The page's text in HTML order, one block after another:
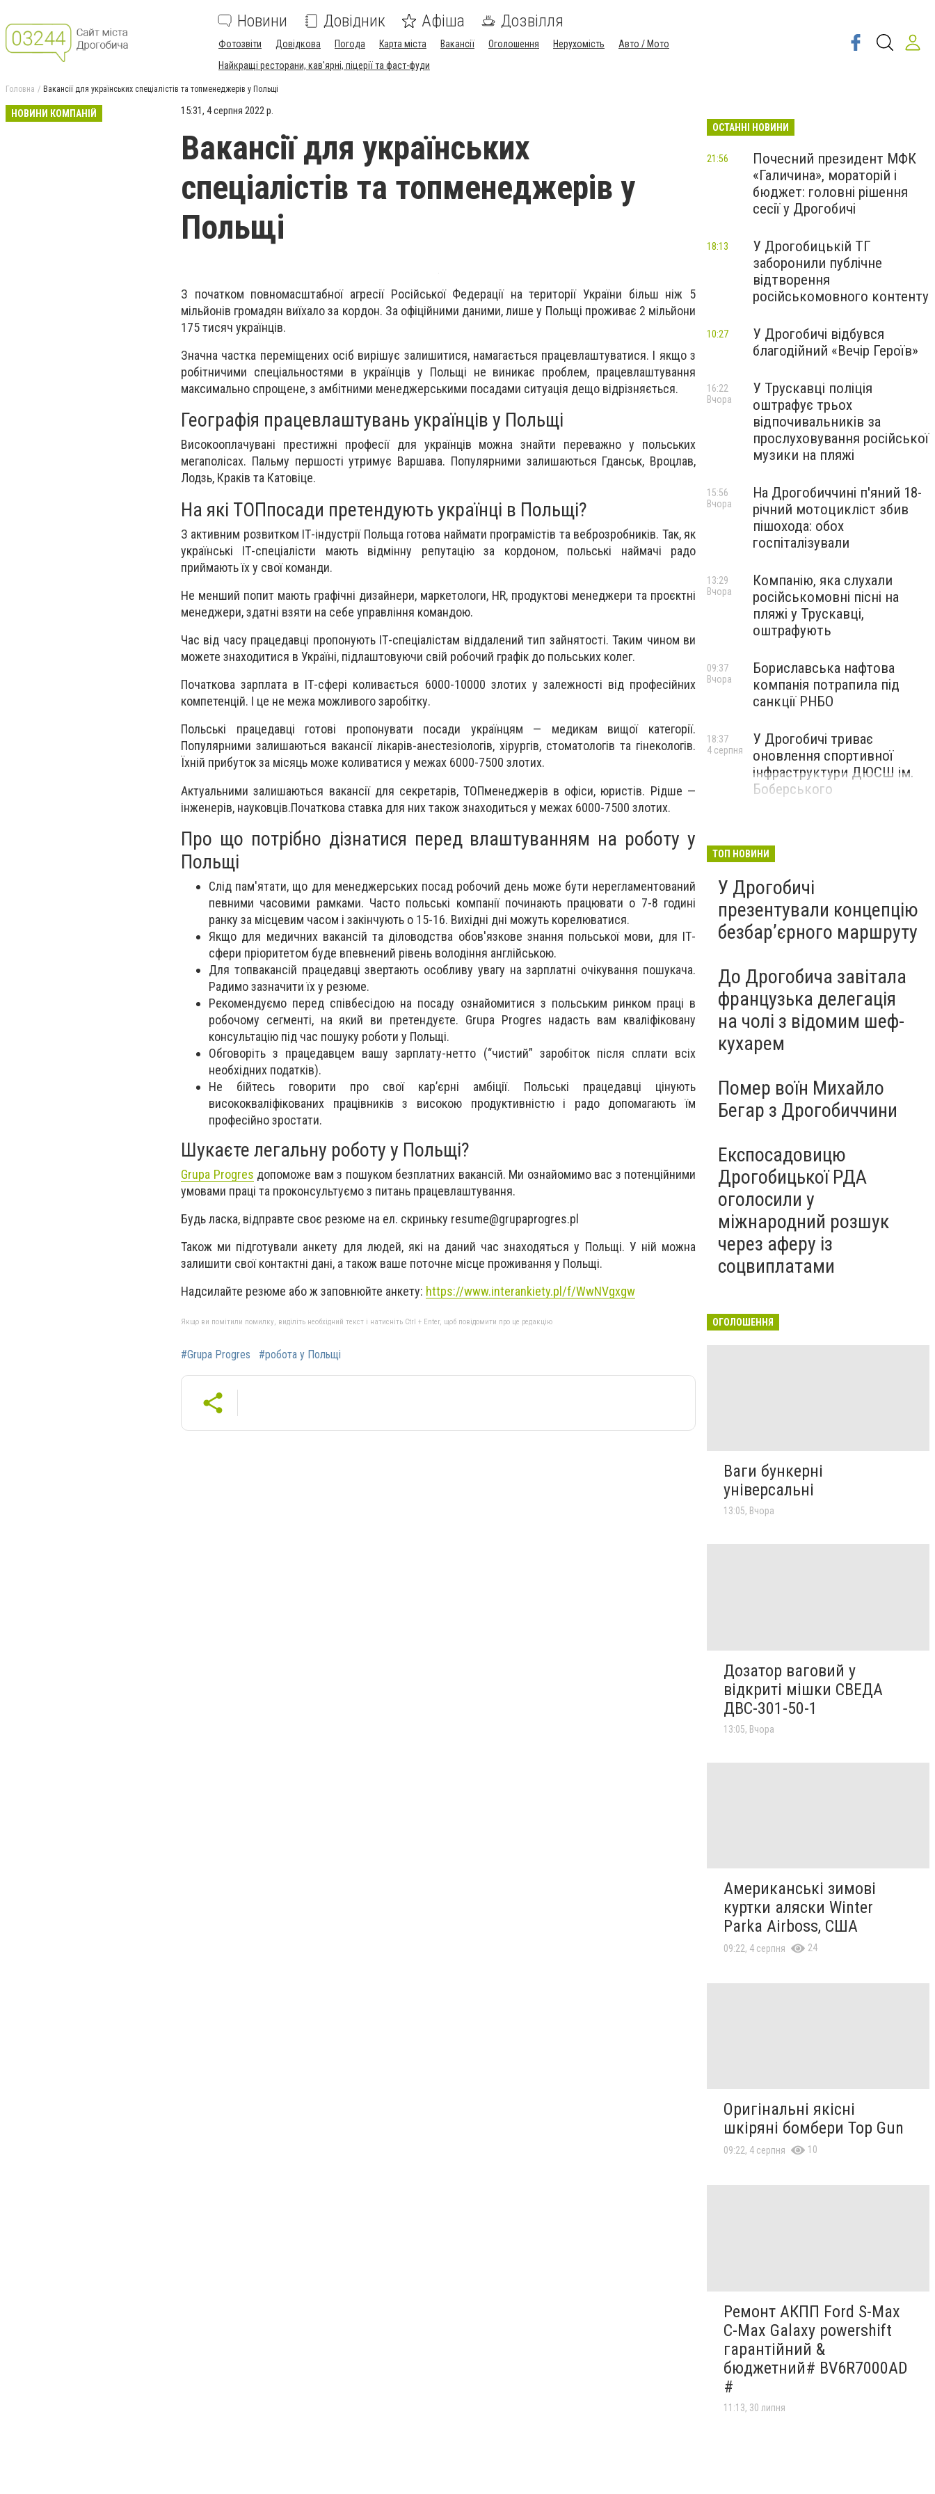
Новини Довідник Афіша Дозвілля
Фотозвіти Довідкова Погода Карта міста Вакансії Оголошення Нерухомість
Авто / Мото
Найкращі ресторани, кав'ярні, піцерії та фаст-фуди
Головна Вакансії для українських спеціалістів та топменеджерів у Польщі
НОВИНИ КОМПАНІЙ 15:31, 4 серпня 2022 р.
Вакансії для українських
спеціалістів та топменеджерів у
Польщі
З початком повномасштабної агресії Російської Федерації на території України більш ніж 5
мільйонів громадян виїхало за кордон. За офіційними даними, лише у Польщі проживає 2 мільйони
175 тисяч українців.
Значна частка переміщених осіб вирішує залишитися, намагається працевлаштуватися. І якщо з
робітничими спеціальностями в українців у Польщі не виникає проблем, працевлаштування
максимально спрощене, з амбітними менеджерськими посадами ситуація дещо відрізняється.
Географія працевлаштувань українців у Польщі
Високооплачувані престижні професії для українців можна знайти переважно у польських
мегаполісах. Пальму першості утримує Варшава. Популярними залишаються Гданськ, Вроцлав,
Лодзь, Краків та Катовіце.
На які ТОПпосади претендують українці в Польщі?
З активним розвитком ІТ-індустрії Польща готова наймати програмістів та веброзробників. Так, як
українські ІТ-спеціалісти мають відмінну репутацію за кордоном, польські наймачі радо
приймають їх у свої команди.
Не менший попит мають графічні дизайнери, маркетологи, HR, продуктові менеджери та проєктні
менеджери, здатні взяти на себе управління командою.
Час від часу працедавці пропонують ІТ-спеціалістам віддалений тип зайнятості. Таким чином ви
можете знаходитися в Україні, підлаштовуючи свій робочий графік до польських колег.
Початкова зарплата в ІТ-сфері коливається 6000-10000 злотих у залежності від професійних
компетенцій. І це не межа можливого заробітку.
Польські працедавці готові пропонувати посади українцям — медикам вищої категорії.
Популярними залишаються вакансії лікарів-анестезіологів, хірургів, стоматологів та гінекологів.
Їхній прибуток за місяць може коливатися у межах 6000-7500 злотих.
Актуальними залишаються вакансії для секретарів, ТОПменеджерів в офіси, юристів. Рідше —
інженерів, науковців.Початкова ставка для них також знаходиться у межах 6000-7500 злотих.
Про що потрібно дізнатися перед влаштуванням на роботу у
Польщі
Слід пам'ятати, що для менеджерських посад робочий день може бути нерегламентований
певними часовими рамками. Часто польські компанії починають працювати о 7-8 годині
ранку за місцевим часом і закінчують о 15-16. Вихідні дні можуть корелюватися.
Якщо для медичних вакансій та діловодства обов'язкове знання польської мови, для ІТ-
сфери пріоритетом буде впевнений рівень володіння англійською.
Для топвакансій працедавці звертають особливу увагу на зарплатні очікування пошукача.
Радимо зазначити їх у резюме.
Рекомендуємо перед співбесідою на посаду ознайомитися з польським ринком праці в
робочому сегменті, на який ви претендуєте. Grupa Progres надасть вам кваліфіковану
консультацію під час пошуку роботи у Польщі.
Обговоріть з працедавцем вашу зарплату-нетто (“чистий” заробіток після сплати всіх
необхідних податків).
Не бійтесь говорити про свої кар’єрні амбіції. Польські працедавці цінують
висококваліфікованих працівників з високою продуктивністю і радо допомагають їм
професійно зростати.
Шукаєте легальну роботу у Польщі?
Grupa Progres допоможе вам з пошуком безплатних вакансій. Ми ознайомимо вас з потенційними
умовами праці та проконсультуємо з питань працевлаштування.
Будь ласка, відправте своє резюме на ел. скриньку resume@grupaprogres.pl
Також ми підготували анкету для людей, які на даний час знаходяться у Польщі. У ній можна
залишити свої контактні дані, а також ваше поточне місце проживання у Польщі.
Надсилайте резюме або ж заповнюйте анкету: https://www.interankiety.pl/f/WwNVgxgw
Якщо ви помітили помилку, виділіть необхідний текст і натисніть Ctrl + Enter, щоб повідомити про це редакцію
#Grupa Progres #робота у Польщі
ОСТАННІ НОВИНИ
Почесний президент МФК
«Галичина», мораторій і
бюджет: головні рішення
сесії у Дрогобичі
21:56
У Дрогобицькій ТГ
заборонили публічне
відтворення
російськомовного контенту
18:13
У Дрогобичі відбувся
благодійний «Вечір Героїв»
10:27
У Трускавці поліція
оштрафує трьох
відпочивальників за
прослуховування російської
музики на пляжі
16:22
Вчора
На Дрогобиччині п'яний 18-
річний мотоцикліст збив
пішохода: обох
госпіталізували
15:56
Вчора
Компанію, яка слухали
російськомовні пісні на
пляжі у Трускавці,
оштрафують
13:29
Вчора
Бориславська нафтова
компанія потрапила під
санкції РНБО
09:37
Вчора
У Дрогобичі триває
оновлення спортивної
інфраструктури ДЮСШ ім.
Боберського
18:37
4 серпня
ТОП НОВИНИ
У Дрогобичі
презентували концепцію
безбар’єрного маршруту
До Дрогобича завітала
французька делегація
на чолі з відомим шеф-
кухарем
Помер воїн Михайло
Бегар з Дрогобиччини
Експосадовицю
Дрогобицької РДА
оголосили у
міжнародний розшук
через аферу із
соцвиплатами
ОГОЛОШЕННЯ
Ваги бункерні
універсальні
13:05, Вчора
Дозатор ваговий у
відкриті мішки СВЕДА
ДВС-301-50-1
13:05, Вчора
Американські зимові
куртки аляски Winter
Parka Airboss, США
09:22, 4 серпня 24
Оригінальні якісні
шкіряні бомбери Top Gun
09:22, 4 серпня 10
Ремонт АКПП Ford S-Max
C-Max Galaxy powershift
гарантійний &
бюджетний# BV6R7000AD
#
11:13, 30 липня